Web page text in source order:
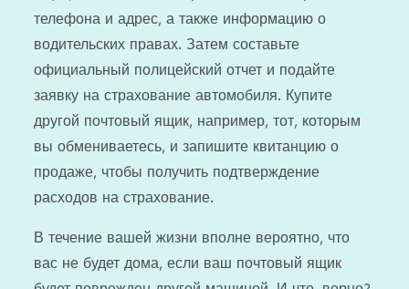
телефона и адрес, а также информацию о
водительских правах. Затем составьте
официальный полицейский отчет и подайте
заявку на страхование автомобиля. Купите
другой почтовый ящик, например, тот, которым
вы обмениваетесь, и запишите квитанцию ​​о
продаже, чтобы получить подтверждение
расходов на страхование.
В течение вашей жизни вполне вероятно, что
вас не будет дома, если ваш почтовый ящик